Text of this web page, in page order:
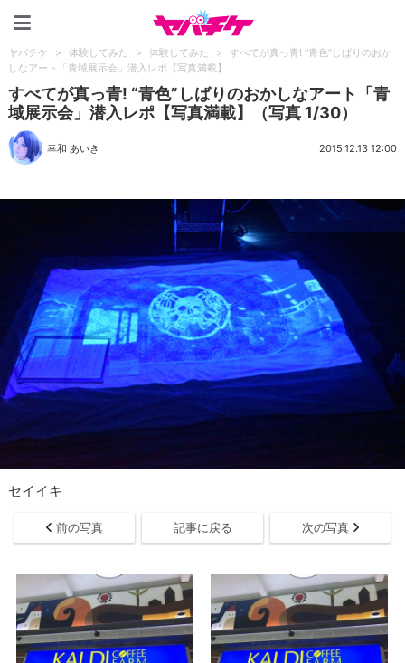
ヤバチケ > 体験してみた > 体験してみた >
すべてが真っ青! “青色”しばりのおか
しなアート「青域展示会」潜入レポ【写真満載】
すべてが真っ青! “青色”しばりのおかしなアート「青
域展示会」潜入レポ【写真満載】（写真 1/30）
幸和 あいき 2015.12.13 12:00
セイイキ
前の写真 記事に戻る 次の写真